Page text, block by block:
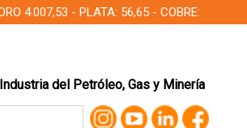
4.007,53 - PLATA: 56,65 - COBRE:
del Petróleo, Gas y Minería